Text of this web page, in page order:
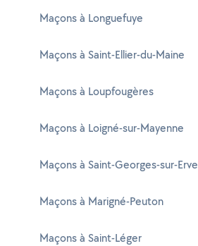
Maçons à Longuefuye
Maçons à Saint-Ellier-du-Maine
Maçons à Loupfougères
Maçons à Loigné-sur-Mayenne
Maçons à Saint-Georges-sur-Erve
Maçons à Marigné-Peuton
Maçons à Saint-Léger